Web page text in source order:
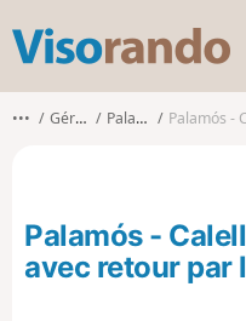
s
o
o
••• Gérone Palamós Palamós -
Palamós -
avec retour par